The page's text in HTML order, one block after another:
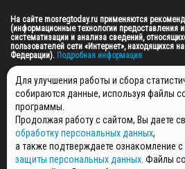
На сайте mosregtoday.ru применяются
(информационные технологии предоставления
систематизации и анализа сведений,
пользователей сети «Интернет», находящихся
Федерации). Подробная информация
© 2026 ПРАВА НА ВСЕ МАТЕРИАЛЫ САЙТА
МЕДИА" (ОГРН: 1255000059467).
ПОЛИТИКА ОБРАБОТКИ И ЗАЩИТЫ
НОВОСТИ
ГАЗЕТЫ
Для улучшения работы и сбора
собираются данные, используя файлы
программы.
Продолжая работу с сайтом, Вы даете
обработку персональных данных,
а также подтверждаете ознакомление с
защиты персональных данных . Файлы